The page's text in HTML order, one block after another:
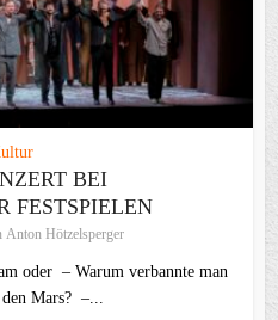
BEI
FESTSPIELEN
Anton Hötzelsperger
oder – Warum verbannte man
Mars? –...